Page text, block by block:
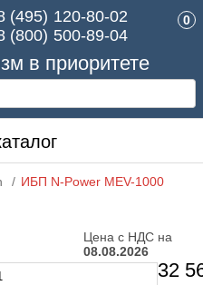
в приоритете
(495) 120-80-02
(800) 500-89-04
0
ИБП N-Power MEV-1000
Цена с НДС на
08.08.2026
32